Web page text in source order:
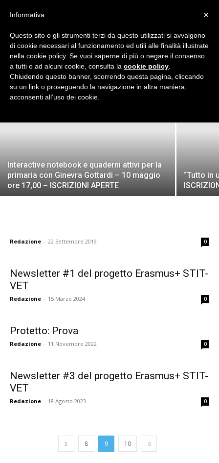
Flipnet
sulle
Area generale Page 9
AREA GENERALE
Iscrizione weblab formativi per singoli
docenti sull’insegnamento efficace
Redazione - 16 Agosto 2022
Interactive notebook e quaderni attivi per la
primaria con Ginevra Gottardi – 10 maggio
ore 17,00 – ISCRIZIONI APERTE
“Tutto in
Redazione - 22 Settembre 2019 0
Newsletter #1 del progetto Erasmus+ STIT-
VET
Redazione - 15 Marzo 2024 0
Protetto: Prova
Redazione - 11 Novembre 2022 0
Newsletter #3 del progetto Erasmus+ STIT-
VET
Redazione - 18 Agosto 2023 0
8 9 10
×
Informativa
Questo sito o gli strumenti terzi da questo utilizzati si avvalgono
di cookie necessari al funzionamento ed utili alle finalità illustrate
nella cookie policy. Se vuoi saperne di più o negare il consenso
a tutti o ad alcuni cookie, consulta la cookie policy
Chiudendo questo banner, scorrendo questa pagina, cliccando
su un link o proseguendo la navigazione in altra maniera,
acconsenti all’uso dei cookie.